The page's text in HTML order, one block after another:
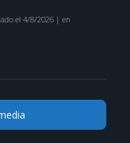
el 4/8/2026| en